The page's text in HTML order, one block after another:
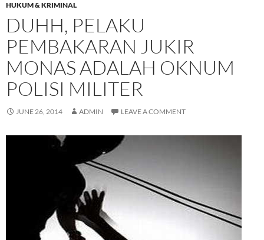
HUKUM & KRIMINAL
DUHH, PELAKU
PEMBAKARAN JUKIR
MONAS ADALAH OKNUM
POLISI MILITER
JUNE 26, 2014 ADMIN LEAVE A COMMENT